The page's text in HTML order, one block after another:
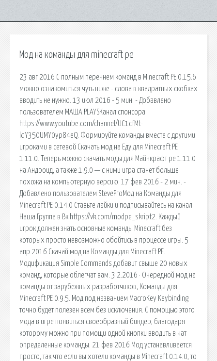
Мод на команды для minecraft pe
23 авг 2016 С полным перечнем команд в Minecraft PE 0.15.6
можно ознакомиться чуть ниже - слова в квадратных скобках
вводить не нужно. 13 июл 2016 - 5 мин. - Добавлено
пользователем МАША PLAYSКанал спонсора
https://www.youtube.com/channel/UC1cfMt-
lqY350UMY0yp84eQ. Формируйте команды вместе с другими
игроками в сетевой Скачать мод на Еду для Minecraft PE
1.11.0. Теперь можно скачать моды для Майнкрафт pe 1.11.0
на Андроид, а также 1.9.0 — с ними игра станет больше
похожа на компьютерную версию. 17 фев 2016 - 2 мин. -
Добавлено пользователем SteveProМод на Команды для
Minecraft PE 0.14.0 Ставьте лайки и подписывайтесь на канал
Наша Группа в Вк:https://vk.com/modpe_skript2. Каждый
игрок должен знать основные команды Minecraft без
которых просто невозможно обойтись в процессе игры. 5
апр 2016 Скачай мод на Команды для Minecraft PE.
Модификация Simple Commands добавит свыше 20 новых
команд, которые облегчат вам. 3.2.2016 · Очередной мод на
команды от зарубежных разработчиков, Команды для
Minecraft PE 0.9.5. Мод под названием MacroKey Keybinding
точно будет полезен всем без исключения. С помощью этого
мода в игре появиться своеобразный биндер, благодаря
которому можно при помощи одной кнопки вводить в чат
определенные команды. 21 фев 2016 Мод устанавливается
просто, так что если вы хотели команды в Minecraft 0.14.0, то